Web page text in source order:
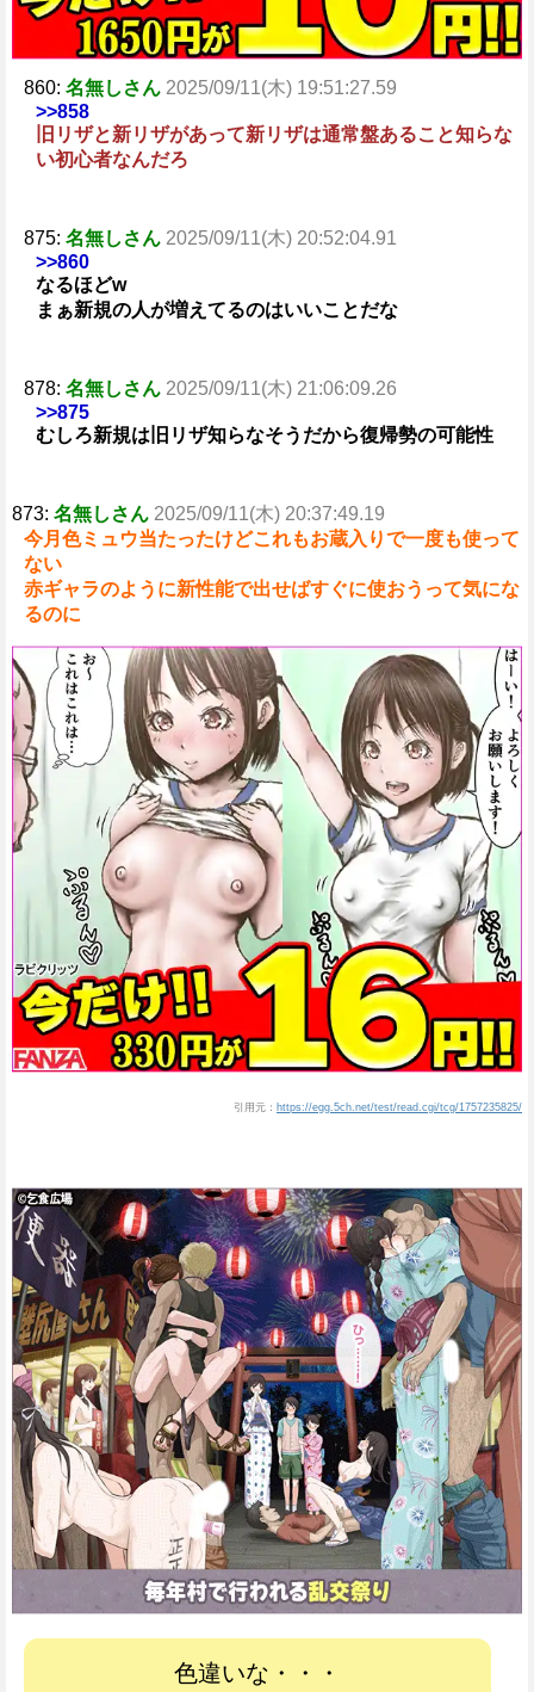
860: 名無しさん 2025/09/11(木) 19:51:27.59
>>858
旧リザと新リザがあって新リザは通常盤あること知らな
い初心者なんだろ
875: 名無しさん 2025/09/11(木) 20:52:04.91
>>860
なるほどw
まぁ新規の人が増えてるのはいいことだな
878: 名無しさん 2025/09/11(木) 21:06:09.26
>>875
むしろ新規は旧リザ知らなそうだから復帰勢の可能性
873: 名無しさん 2025/09/11(木) 20:37:49.19
今月色ミュウ当たったけどこれもお蔵入りで一度も使って
ない
赤ギャラのように新性能で出せばすぐに使おうって気にな
るのに
引用元： https://egg.5ch.net/test/read.cgi/tcg/1757235825/
色違いな・・・